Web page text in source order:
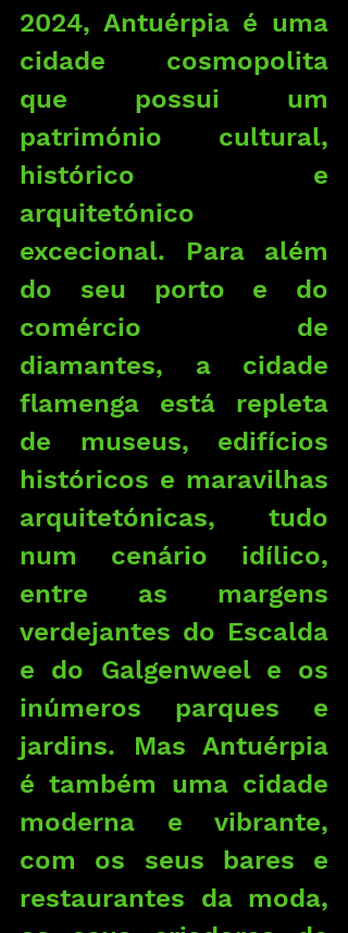
2024, Antuérpia é uma
cidade cosmopolita
que possui um
património cultural,
histórico e
arquitetónico
excecional. Para além
do seu porto e do
comércio de
diamantes, a cidade
flamenga está repleta
de museus, edifícios
históricos e maravilhas
arquitetónicas, tudo
num cenário idílico,
entre as margens
verdejantes do Escalda
e do Galgenweel e os
inúmeros parques e
jardins. Mas Antuérpia
é também uma cidade
moderna e vibrante,
com os seus bares e
restaurantes da moda,